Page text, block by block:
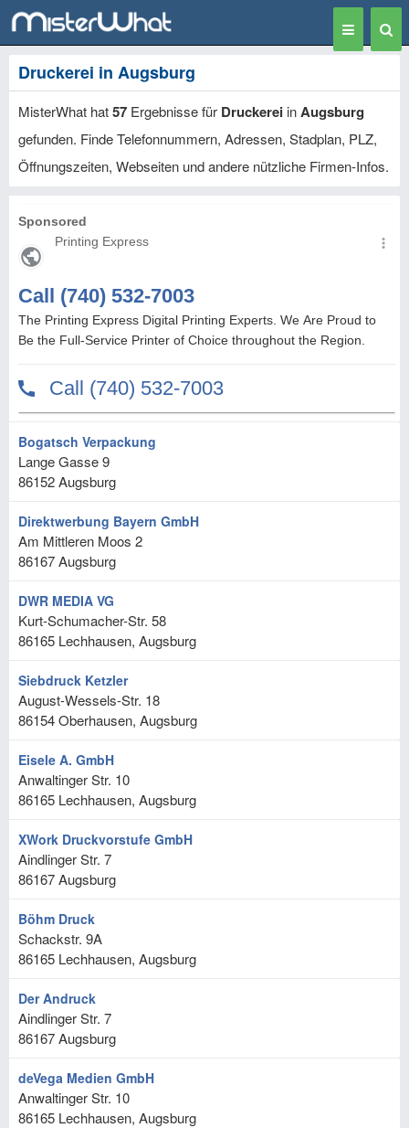
Toggle
navigation
Druckerei in Augsburg
MisterWhat hat57 Ergebnisse für Druckerei inAugsburg
gefunden. Finde Telefonnummern, Adressen, Stadplan, PLZ,
Öffnungszeiten, Webseiten und andere nützliche Firmen-Infos.
Bogatsch Verpackung
Lange Gasse 9
86152Augsburg
Direktwerbung Bayern GmbH
Am Mittleren Moos 2
86167Augsburg
DWR MEDIA VG
Kurt-Schumacher-Str. 58
86165 Lechhausen, Augsburg
Siebdruck Ketzler
August-Wessels-Str. 18
86154Oberhausen, Augsburg
Eisele A. GmbH
Anwaltinger Str. 10
86165 Lechhausen, Augsburg
XWork Druckvorstufe GmbH
Aindlinger Str. 7
86167Augsburg
Böhm Druck
Schackstr. 9A
86165 Lechhausen, Augsburg
Der Andruck
Aindlinger Str. 7
86167Augsburg
deVega Medien GmbH
Anwaltinger Str. 10
86165 Lechhausen, Augsburg